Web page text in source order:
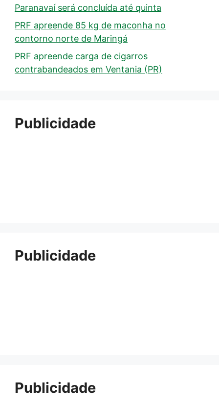
Paranavaí será concluída até quinta
PRF apreende 85 kg de maconha no
contorno norte de Maringá
PRF apreende carga de cigarros
contrabandeados em Ventania (PR)
Publicidade
Publicidade
Publicidade